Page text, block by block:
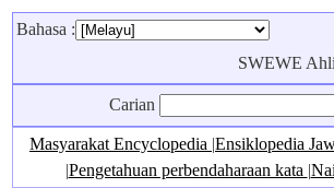
Bahasa :
SWEWE
Carian
Masyarakat Encyclopedia |Ensiklopedia
|Pengetahuan perbendaharaan kata |